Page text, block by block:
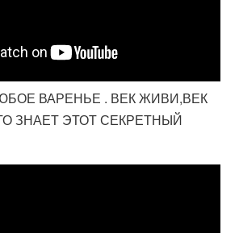
ВАРЕНЬЕ . ВЕК ЖИВИ,ВЕК
ЗНАЕТ ЭТОТ СЕКРЕТНЫЙ